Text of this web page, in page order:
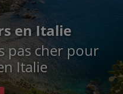
en Italie
pas cher pour
Italie